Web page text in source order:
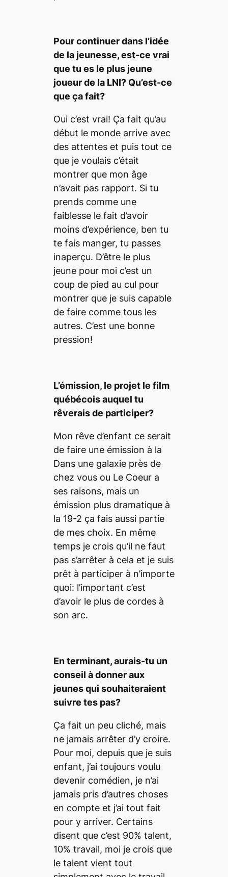
Pour continuer dans l’idée
de la jeunesse, est-ce vrai
que tu es le plus jeune
joueur de la LNI? Qu’est-ce
que ça fait?
Oui c’est vrai! Ça fait qu’au
début le monde arrive avec
des attentes et puis tout ce
que je voulais c’était
montrer que mon âge
n’avait pas rapport. Si tu
prends comme une
faiblesse le fait d’avoir
moins d’expérience, ben tu
te fais manger, tu passes
inaperçu. D’être le plus
jeune pour moi c’est un
coup de pied au cul pour
montrer que je suis capable
de faire comme tous les
autres. C’est une bonne
pression!
L’émission, le projet le film
québécois auquel tu
rêverais de participer?
Mon rêve d’enfant ce serait
de faire une émission à la
Dans une galaxie près de
chez vous ou Le Coeur a
ses raisons, mais un
émission plus dramatique à
la 19-2 ça fais aussi partie
de mes choix. En même
temps je crois qu’il ne faut
pas s’arrêter à cela et je suis
prêt à participer à n’importe
quoi: l’important c’est
d’avoir le plus de cordes à
son arc.
En terminant, aurais-tu un
conseil à donner aux
jeunes qui souhaiteraient
suivre tes pas?
Ça fait un peu cliché, mais
ne jamais arrêter d’y croire.
Pour moi, depuis que je suis
enfant, j’ai toujours voulu
devenir comédien, je n’ai
jamais pris d’autres choses
en compte et j’ai tout fait
pour y arriver. Certains
disent que c’est 90% talent,
10% travail, moi je crois que
le talent vient tout